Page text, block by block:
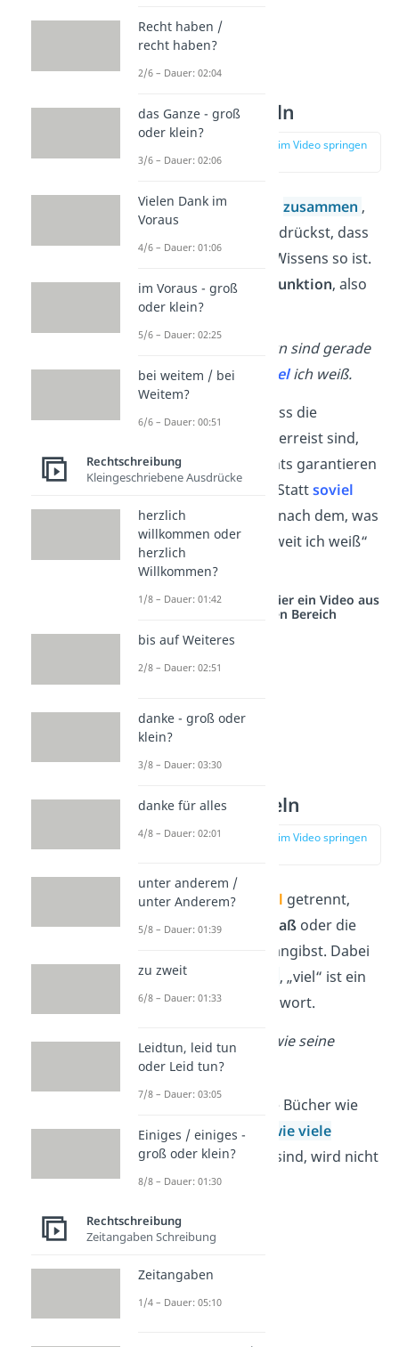
soviel — Regeln
zur Stelle im Video springen
Du schreibst zusammen ,
wenn du damit ausdrückst, dass
eine Sache deines Wissens so ist.
Sovielist eine Konjunktion, also
ein Bindewort.
Meine Nachbarn sind gerade
im Urlaub,
ovielich weiß.
Du glaubst also, dass die
Nachbarn gerade verreist sind,
möchtest aber nichts garantieren
oder versprechen. Stattsoviel
könntest du auch „nach dem, was
ich weiß“ oder „soweit ich weiß“
verwenden.
Studyflix vernetzt: Hier ein Video aus
einem anderen Bereich
so viel — Regeln
zur Stelle im Video springen
Du schreibst so viel getrennt,
wenn du das
Ausmaß oder die
von etwas angibst. Dabei
ist „so“ ein
, „viel“ ist ein
unbestimmtes Zahlwort.
Er liestso viel
wie seine
Eltern.
Er liest also so viele Bücher wie
seine Eltern, aber
wie viele
Bücher das genau sind, wird nicht
gesagt.
Recht haben /
recht haben?
2/6 – Dauer: 02:04
das Ganze - groß
oder klein?
3/6 – Dauer: 02:06
Vielen Dank im
Voraus
4/6 – Dauer: 01:06
im Voraus - groß
oder klein?
5/6 – Dauer: 02:25
bei weitem / bei
Weitem?
6/6 – Dauer: 00:51
Rechtschreibung
Kleingeschriebene Ausdrücke
herzlich
willkommen oder
herzlich
Willkommen?
1/8 – Dauer: 01:42
bis auf Weiteres
2/8 – Dauer: 02:51
danke - groß oder
klein?
3/8 – Dauer: 03:30
danke für alles
4/8 – Dauer: 02:01
unter anderem /
unter Anderem?
5/8 – Dauer: 01:39
zu zweit
6/8 – Dauer: 01:33
Leidtun, leid tun
oder Leid tun?
7/8 – Dauer: 03:05
Einiges / einiges -
groß oder klein?
8/8 – Dauer: 01:30
Rechtschreibung
Zeitangaben Schreibung
Zeitangaben
1/4 – Dauer: 05:10